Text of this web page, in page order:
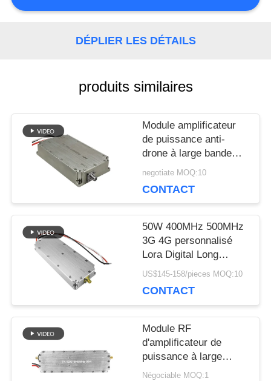
NOUVELLES
UNE
CITATION
PLAN
DU
PRIVACY
POLICY
DÉPLIER LES DÉTAILS
produits similaires
Module amplificateur
de puissance anti-
drone à large bande
10W 20W 1000-
brouillage longue
gouvernement
negotiate MOQ:10
CONTACT
50W 400MHz 500MHz
3G 4G personnalisé
Lora Digital Long
Range RF amplificateur
Système de brouilleur
US$145-158/pieces MOQ:10
CONTACT
Module RF
d'amplificateur de
puissance à large
bande 4900-6000MHz
Négociable MOQ:1